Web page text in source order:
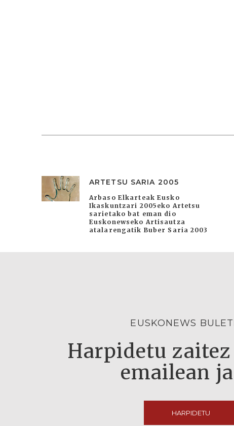
ARTETSU SARIA 2005
Arbaso Elkarteak Eusko
Ikaskuntzari 2005eko Artetsu
sarietako bat eman dio
Euskonewseko Artisautza
atalarengatik Buber Saria 2003
EUSKONEWS
Harpidetu
emailean
HARPIDETU